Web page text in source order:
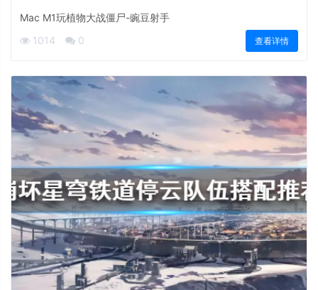
Mac M1玩植物大战僵尸-豌豆射手
1014
0 查看详情